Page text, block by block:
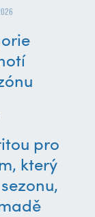
pro
který